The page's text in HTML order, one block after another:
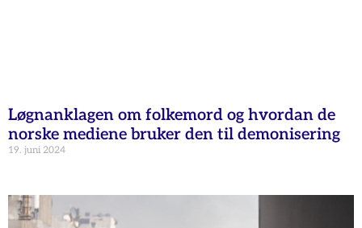
Løgnanklagen om folkemord og hvordan de
norske mediene bruker den til demonisering
19. juni 2024